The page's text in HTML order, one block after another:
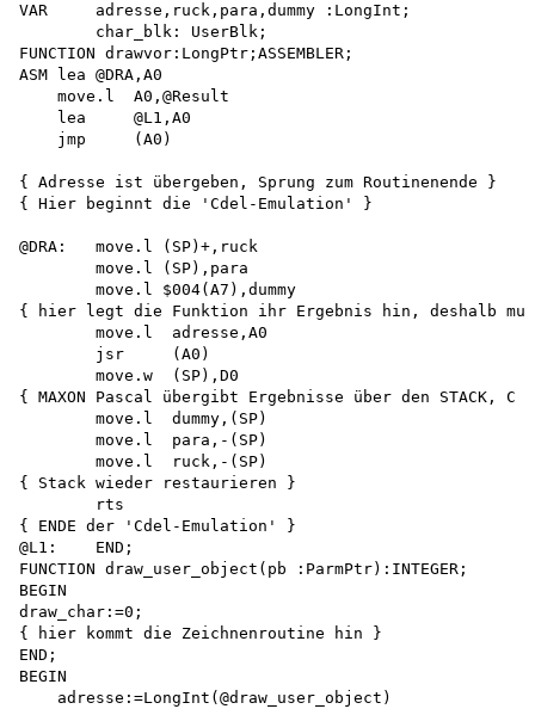
VAR     adresse,ruck,para,dummy :LongInt;
        char_blk: UserBlk;
FUNCTION drawvor:LongPtr;ASSEMBLER;
ASM lea @DRA,A0
    move.l  A0,@Result
    lea     @L1,A0
    jmp     (A0)
{ Adresse ist übergeben, Sprung zum Routinenende }
{ Hier beginnt die 'Cdel-Emulation' }
@DRA:   move.l (SP)+,ruck
        move.l (SP),para
        move.l $004(A7),dummy
{ hier legt die Funktion ihr Ergebnis hin, deshalb
        move.l  adresse,A0
        jsr     (A0)
        move.w  (SP),D0
{ MAXON Pascal übergibt Ergebnisse über den STACK,
        move.l  dummy,(SP)
        move.l  para,-(SP)
        move.l  ruck,-(SP)
{ Stack wieder restaurieren }
        rts
{ ENDE der 'Cdel-Emulation' }
@L1:    END;
FUNCTION draw_user_object(pb :ParmPtr):INTEGER;
BEGIN
draw_char:=0;
{ hier kommt die Zeichnenroutine hin }
END;
BEGIN
    adresse:=LongInt(@draw_user_object)